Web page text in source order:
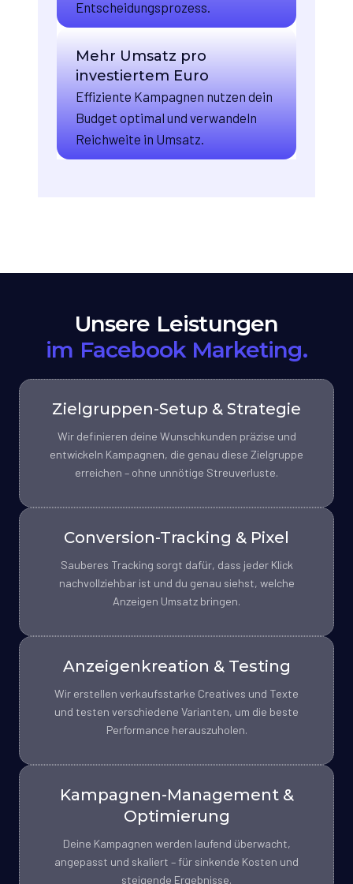
Entscheidungsprozess.
Mehr Umsatz pro
investiertem Euro
Effiziente Kampagnen nutzen dein
Budget optimal und verwandeln
Reichweite in Umsatz.
Unsere Leistungen
im Facebook Marketing.
Zielgruppen-Setup & Strategie
Wir definieren deine Wunschkunden präzise und
entwickeln Kampagnen, die genau diese Zielgruppe
erreichen – ohne unnötige Streuverluste.
Conversion-Tracking & Pixel
Sauberes Tracking sorgt dafür, dass jeder Klick
nachvollziehbar ist und du genau siehst, welche
Anzeigen Umsatz bringen.
Anzeigenkreation & Testing
Wir erstellen verkaufsstarke Creatives und Texte
und testen verschiedene Varianten, um die beste
Performance herauszuholen.
Kampagnen-Management &
Optimierung
Deine Kampagnen werden laufend überwacht,
angepasst und skaliert – für sinkende Kosten und
steigende Ergebnisse.